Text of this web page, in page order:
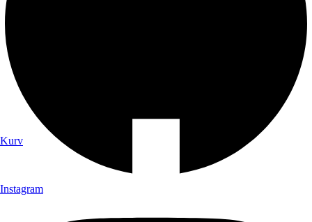
Kurv
Instagram